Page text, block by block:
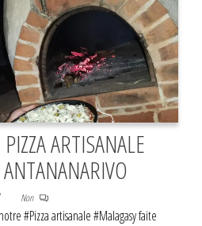
ARTISANALE
Non
#Pizza artisanale #Malagasy faite